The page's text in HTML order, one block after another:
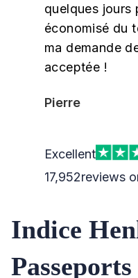
quelques jours
économisé du
ma demande
acceptée !
Pierre
Excellent
17,952reviews
Indice
Passeports